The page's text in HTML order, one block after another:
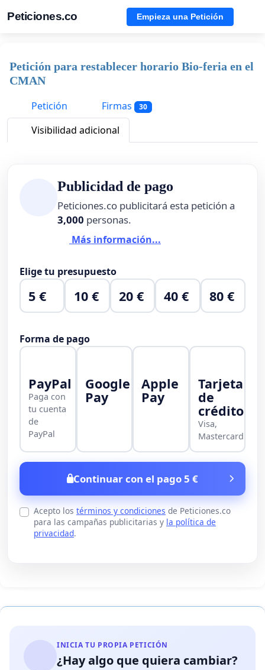
Peticiones.co Empieza una Petición
Petición para restablecer horario Bio-feria en el
CMAN
Petición
Firmas 30
Visibilidad adicional
Publicidad de pago
Peticiones.co publicitará esta petición a
3,000 personas.
Más información...
Elige tu presupuesto
5 € 10 € 20 € 40 € 80 €
Forma de pago
PayPal
Paga con
tu cuenta
de
PayPal
Google
Pay
Apple
Pay
Tarjeta
de
crédito
Visa,
Mastercard
Continuar con el pago 5 €
Acepto los términos y condiciones de Peticiones.co
para las campañas publicitarias y la política de
privacidad.
INICIA TU PROPIA PETICIÓN
¿Hay algo que quiera cambiar?